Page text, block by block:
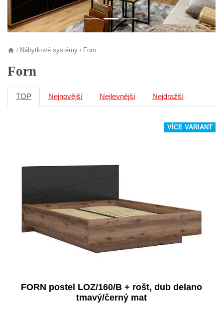
/ Nábytkové systémy / Forn
Forn
TOP Nejnovější Nejlevnější Nejdražší
VÍCE VARIANT
FORN postel LOZ/160/B + rošt, dub delano
tmavý/černý mat